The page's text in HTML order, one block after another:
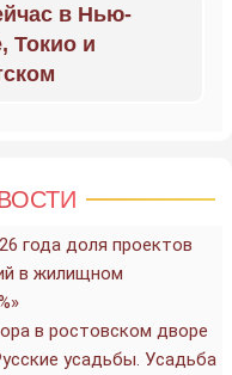
в Нью-
Токио и
года доля проектов
в жилищном
в ростовском дворе
усадьбы. Усадьба